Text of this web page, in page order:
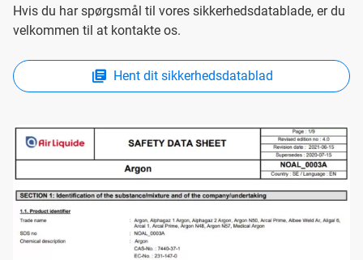
Hvis du har spørgsmål til vores sikkerhedsdatablade, er du
velkommen til at kontakte os.
Hent dit sikkerhedsdatablad